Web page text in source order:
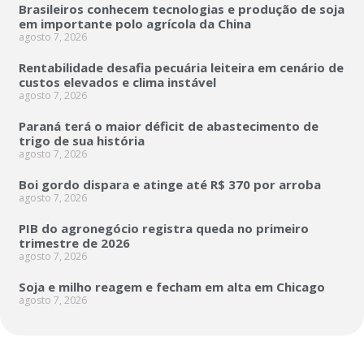
Brasileiros conhecem tecnologias e produção de soja
em importante polo agrícola da China
agosto 7, 2026
Rentabilidade desafia pecuária leiteira em cenário de
custos elevados e clima instável
agosto 7, 2026
Paraná terá o maior déficit de abastecimento de
trigo de sua história
agosto 7, 2026
Boi gordo dispara e atinge até R$ 370 por arroba
agosto 7, 2026
PIB do agronegócio registra queda no primeiro
trimestre de 2026
agosto 7, 2026
Soja e milho reagem e fecham em alta em Chicago
agosto 7, 2026